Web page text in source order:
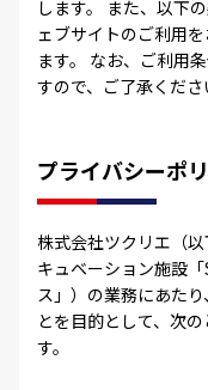
します。 また、以下
ェブサイトのご利用
ます。 なお、ご利用
すので、ご了承くださ
プライバシーポ
株式会社ツクリエ（
キュベーション施設
ス」）の業務にあた
とを目的として、次
す。